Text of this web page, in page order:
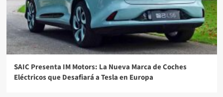
SAIC Presenta IM Motors: La Nueva Marca de Coches
Eléctricos que Desafiará a Tesla en Europa